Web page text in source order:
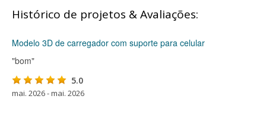
Histórico de projetos & Avaliações:
Modelo 3D de carregador com suporte para celular
"bom"
5.0
mai. 2026 - mai. 2026